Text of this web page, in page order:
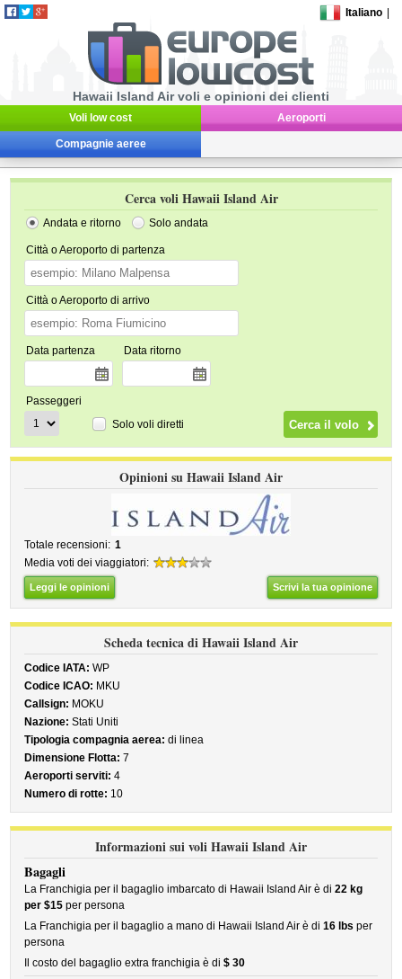
Italiano
Hawaii Island Air voli e opinioni dei clienti
Voli low cost Aeroporti
Compagnie aeree
Cerca voli Hawaii Island Air
Andata e ritorno Solo andata
Città o Aeroporto di partenza
Città o Aeroporto di arrivo
Data partenza Data ritorno
Passeggeri
Solo voli diretti
Opinioni su Hawaii Island Air
Totale recensioni: 1
Media voti dei viaggiatori:
Leggi le opinioni Scrivi la tua opinione
Scheda tecnica di Hawaii Island Air
Codice IATA: WP
Codice ICAO: MKU
Callsign: MOKU
Nazione: Stati Uniti
Tipologia compagnia aerea: di linea
Dimensione Flotta: 7
Aeroporti serviti: 4
Numero di rotte: 10
Informazioni sui voli Hawaii Island Air
Bagagli
La Franchigia per il bagaglio imbarcato di Hawaii Island Air è di22 kg
per $15 per persona
La Franchigia per il bagaglio a mano di Hawaii Island Air è di16 lbs per
persona
Il costo del bagaglio extra franchigia è di$ 30